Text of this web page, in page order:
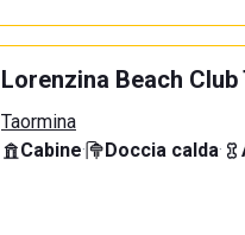
Lorenzina Beach Club
Taormina
Cabine· Doccia calda·